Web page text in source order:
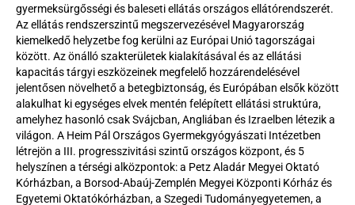
gyermeksürgősségi és baleseti ellátás országos ellátórendszerét.
Az ellátás rendszerszintű megszervezésével Magyarország
kiemelkedő helyzetbe fog kerülni az Európai Unió tagországai
között. Az önálló szakterületek kialakításával és az ellátási
kapacitás tárgyi eszközeinek megfelelő hozzárendelésével
jelentősen növelhető a betegbiztonság, és Európában elsők között
alakulhat ki egységes elvek mentén felépített ellátási struktúra,
amelyhez hasonló csak Svájcban, Angliában és Izraelben létezik a
világon. A Heim Pál Országos Gyermekgyógyászati Intézetben
létrejön a III. progresszivitási szintű országos központ, és 5
helyszínen a térségi alközpontok: a Petz Aladár Megyei Oktató
Kórházban, a Borsod-Abaúj-Zemplén Megyei Központi Kórház és
Egyetemi Oktatókórházban, a Szegedi Tudományegyetemen, a